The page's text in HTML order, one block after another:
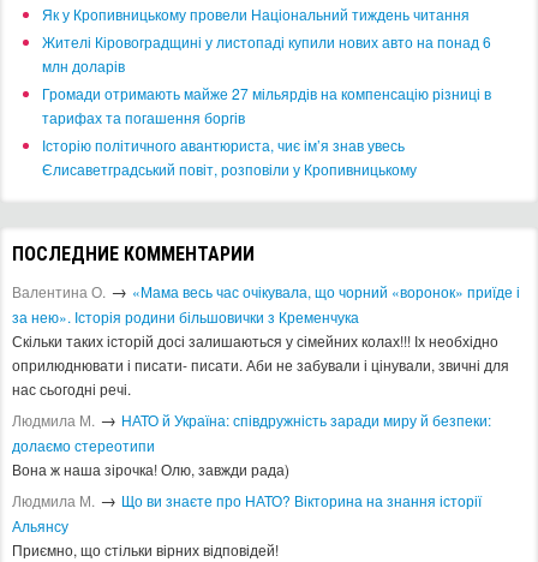
​Як у Кропивницькому провели Національний тиждень читання
​Жителі Кіровоградщині у листопаді купили нових авто на понад 6
млн доларів
​Громади отримають майже 27 мільярдів на компенсацію різниці в
тарифах та погашення боргів
Історію політичного авантюриста, чиє ім’я знав увесь
Єлисаветградський повіт, розповіли у Кропивницькому
ПОСЛЕДНИЕ КОММЕНТАРИИ
Валентина О. → «Мама весь час очікувала, що чорний «воронок» приїде і
за нею». Історія родини більшовички з Кременчука
Скільки таких історій досі залишаються у сімейних колах!!! Іх необхідно
оприлюднювати і писати- писати. Аби не забували і цінували, звичні для
нас сьогодні речі.
Людмила М. → ​НАТО й Україна: співдружність заради миру й безпеки:
долаємо стереотипи
Вона ж наша зірочка! Олю, завжди рада)
Людмила М. → Що ви знаєте про НАТО? Вікторина на знання історії
Альянсу ​
Приємно, що стільки вірних відповідей!